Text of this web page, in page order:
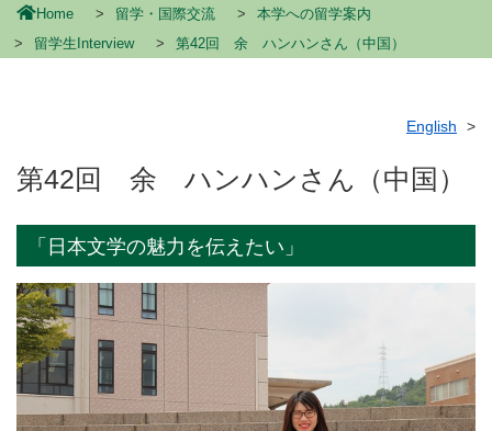
Home 留学・国際交流
本学への留学案内
留学生Interview
第42回 余 ハンハンさん（中国）
English
第42回 余 ハンハンさん（中国）
「日本文学の魅力を伝えたい」